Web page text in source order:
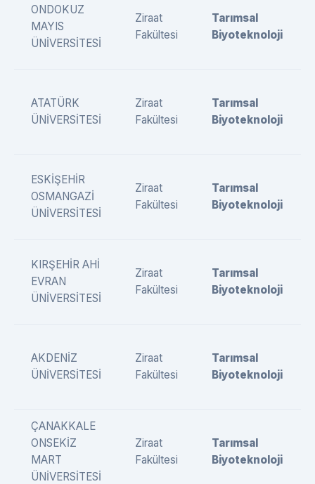
ONDOKUZ
MAYIS
ÜNİVERSİTESİ
Ziraat
Fakültesi
Tarımsal
Biyoteknoloji
ATATÜRK
ÜNİVERSİTESİ
Ziraat
Fakültesi
Tarımsal
Biyoteknoloji
ESKİŞEHİR
OSMANGAZİ
ÜNİVERSİTESİ
Ziraat
Fakültesi
Tarımsal
Biyoteknoloji
KIRŞEHİR AHİ
EVRAN
ÜNİVERSİTESİ
Ziraat
Fakültesi
Tarımsal
Biyoteknoloji
AKDENİZ
ÜNİVERSİTESİ
Ziraat
Fakültesi
Tarımsal
Biyoteknoloji
ÇANAKKALE
ONSEKİZ
MART
ÜNİVERSİTESİ
Ziraat
Fakültesi
Tarımsal
Biyoteknoloji